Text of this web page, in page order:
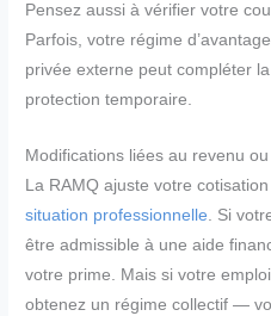
Pensez aussi à vérifier votre
Parfois, votre régime
privée externe peut compléter
protection temporaire.
Modifications liées au revenu ou
La RAMQ ajuste votre
situation professionnelle. Si
être admissible à une aide
votre prime. Mais si votre
obtenez un régime collectif —